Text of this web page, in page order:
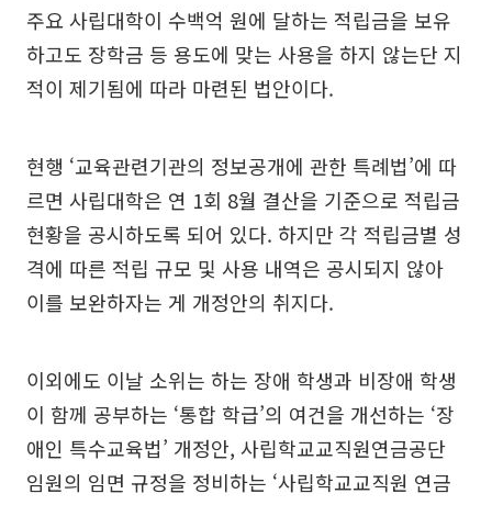
주요 사립대학이 수백억 원에 달하는 적립금을 보유
하고도 장학금 등 용도에 맞는 사용을 하지 않는단 지
적이 제기됨에 따라 마련된 법안이다.
현행 ‘교육관련기관의 정보공개에 관한 특례법’에 따
르면 사립대학은 연 1회 8월 결산을 기준으로 적립금
현황을 공시하도록 되어 있다. 하지만 각 적립금별 성
격에 따른 적립 규모 및 사용 내역은 공시되지 않아
이를 보완하자는 게 개정안의 취지다.
이외에도 이날 소위는 하는 장애 학생과 비장애 학생
이 함께 공부하는 ‘통합 학급’의 여건을 개선하는 ‘장
애인 특수교육법’ 개정안, 사립학교교직원연금공단
임원의 임면 규정을 정비하는 ‘사립학교교직원 연금